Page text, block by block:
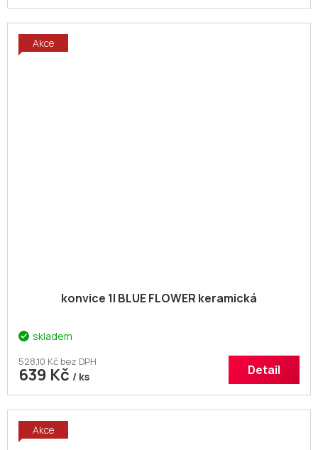
Akce
konvice 1l BLUE FLOWER keramická
skladem
528,10 Kč bez DPH
639 Kč / ks Detail
Akce